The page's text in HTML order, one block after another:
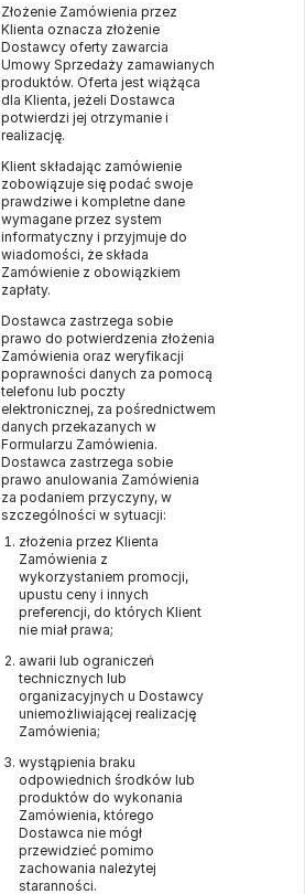
Złożenie Zamówienia przez
Klienta oznacza złożenie
Dostawcy oferty zawarcia
Umowy Sprzedaży zamawianych
produktów. Oferta jest wiążąca
dla Klienta, jeżeli Dostawca
potwierdzi jej otrzymanie i
realizację.
Klient składając zamówienie
zobowiązuje się podać swoje
prawdziwe i kompletne dane
wymagane przez system
informatyczny i przyjmuje do
wiadomości, że składa
Zamówienie z obowiązkiem
zapłaty.
Dostawca zastrzega sobie
prawo do potwierdzenia złożenia
Zamówienia oraz weryfikacji
poprawności danych za pomocą
telefonu lub poczty
elektronicznej, za pośrednictwem
danych przekazanych w
Formularzu Zamówienia.
Dostawca zastrzega sobie
prawo anulowania Zamówienia
za podaniem przyczyny, w
szczególności w sytuacji:
złożenia przez Klienta
Zamówienia z
wykorzystaniem promocji,
upustu ceny i innych
preferencji, do których Klient
nie miał prawa;
awarii lub ograniczeń
technicznych lub
organizacyjnych u Dostawcy
uniemożliwiającej realizację
Zamówienia;
wystąpienia braku
odpowiednich środków lub
produktów do wykonania
Zamówienia, którego
Dostawca nie mógł
przewidzieć pomimo
zachowania należytej
staranności.